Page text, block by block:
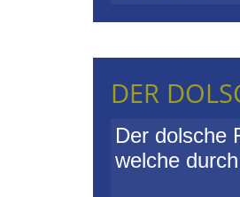
DER
Der dolsche
welche